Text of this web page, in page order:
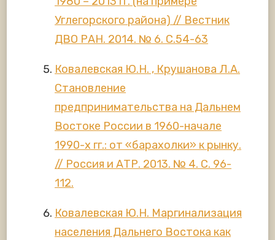
Углегорского района) // Вестник
ДВО РАН. 2014. № 6. С.54-63
Ковалевская Ю.Н. , Крушанова Л.А.
Становление
предпринимательства на Дальнем
Востоке России в 1960-начале
1990-х гг.: от «барахолки» к рынку.
// Россия и АТР. 2013. № 4. С. 96-
112.
Ковалевская Ю.Н. Маргинализация
населения Дальнего Востока как